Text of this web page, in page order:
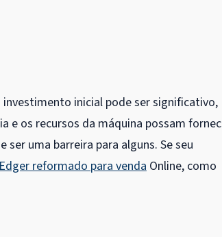
investimento inicial pode ser significativo,
e os recursos da máquina possam
uma barreira para alguns. Se seu
reformado para venda Online, como